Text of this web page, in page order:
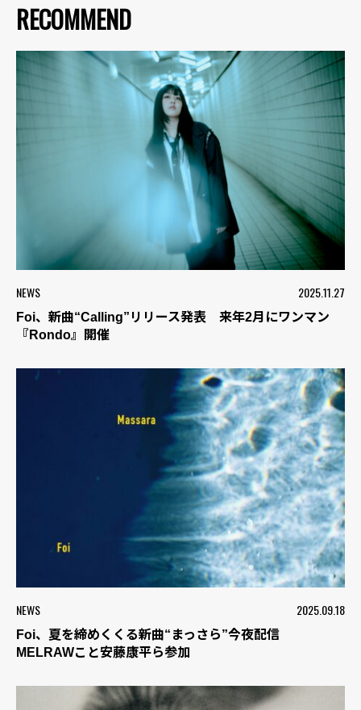
RECOMMEND
NEWS 2025.11.27
Foi、新曲“Calling”リリース発表 来年2月にワンマン
『Rondo』開催
NEWS 2025.09.18
Foi、夏を締めくくる新曲“まっさら”今夜配信
MELRAWこと安藤康平ら参加